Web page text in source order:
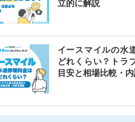
立的に解説
イースマイルの水
どれくらい？トラ
目安と相場比較・